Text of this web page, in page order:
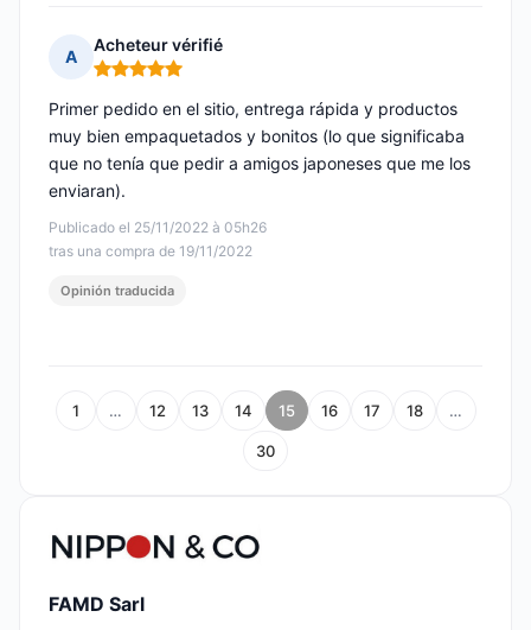
A
Acheteur vérifié
Nota: 5 de 5
Publicado el 25/11/2022 à 05h26
tras una compra de 19/11/2022
Primer pedido en el sitio, entrega rápida y productos
muy bien empaquetados y bonitos (lo que significaba
que no tenía que pedir a amigos japoneses que me los
enviaran).
Opinión traducida
1 … 12 13 14 15 16 17 18 …
30
FAMD Sarl